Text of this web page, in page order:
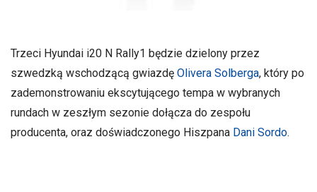
Trzeci Hyundai i20 N Rally1 będzie dzielony przez
szwedzką wschodzącą gwiazdę Olivera Solberga, który po
zademonstrowaniu ekscytującego tempa w wybranych
rundach w zeszłym sezonie dołącza do zespołu
producenta, oraz doświadczonego Hiszpana Dani Sordo.